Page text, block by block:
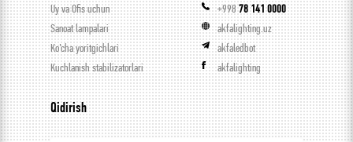
Uy va Ofis uchun
Sanoat lampalari
Ko’cha yoritgichlari
Kuchlanish stabilizatorlari
+99878 141 0000
akfalighting.uz
akfaledbot
akfalighting
Qidirish